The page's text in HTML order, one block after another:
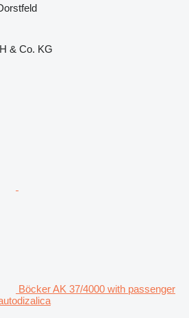
& Co. KG
Böcker AK 37/4000 with passenger